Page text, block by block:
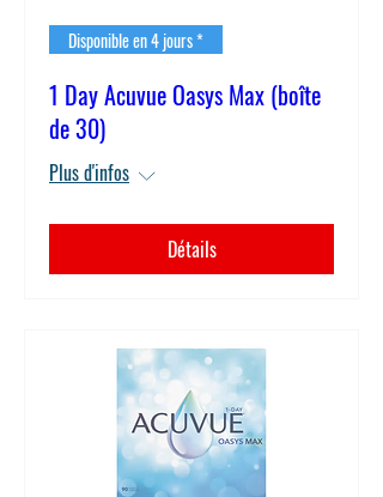
Disponible en 4 jours *
1 Day Acuvue Oasys Max (boîte
de 30)
Plus d'infos
Détails